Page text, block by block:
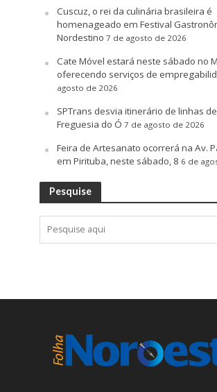
Cuscuz, o rei da culinária brasileira é
homenageado em Festival
Nordestino 7 de agosto de 2026
Cate Móvel estará neste sábado no
oferecendo serviços de
agosto de 2026
SPTrans desvia itinerário de linhas
Freguesia do Ó 7 de agosto de 2026
Feira de Artesanato ocorrerá na Av.
em Pirituba, neste sábado, 8 6 de
Pesquise